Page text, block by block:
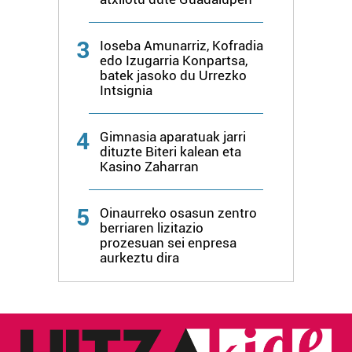
erabiltzeko baimen esplizitua ematen diguzu.
3
Ioseba Amunarriz, Kofradia
edo Izugarria Konpartsa,
batek jasoko du Urrezko
Intsignia
4
Gimnasia aparatuak jarri
dituzte Biteri kalean eta
Kasino Zaharran
5
Oinaurreko osasun zentro
berriaren lizitazio
prozesuan sei enpresa
aurkeztu dira